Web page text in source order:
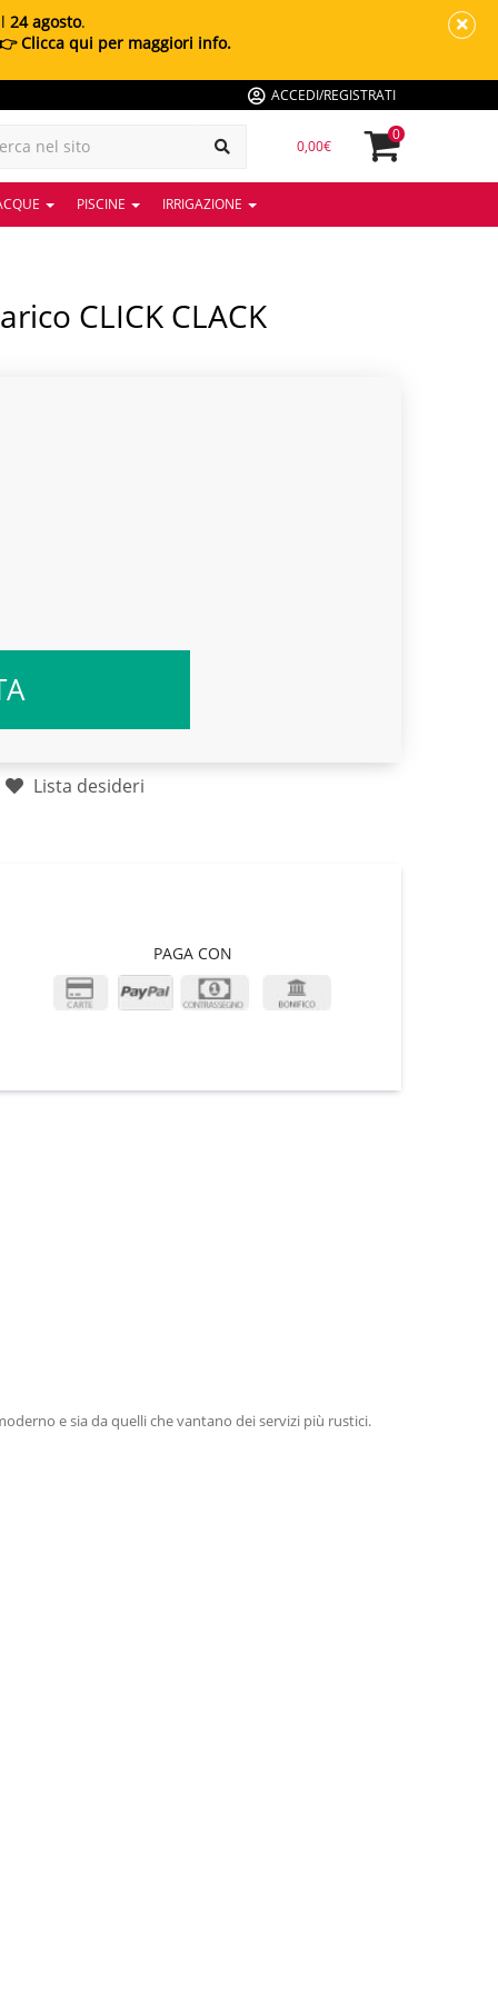
24 agosto.
Clicca qui per maggiori info.
ACCEDI/REGISTRATI
0,00€
0
PISCINE IRRIGAZIONE
Lista desideri
PAGA CON
e sia da quelli che vantano dei servizi più rustici.